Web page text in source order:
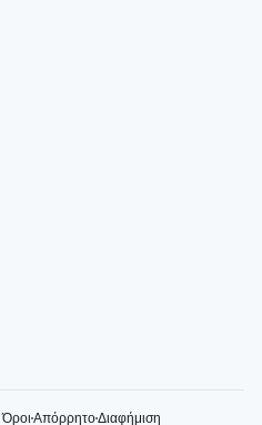
ΌροιΑπόρρητοΔιαφήμιση